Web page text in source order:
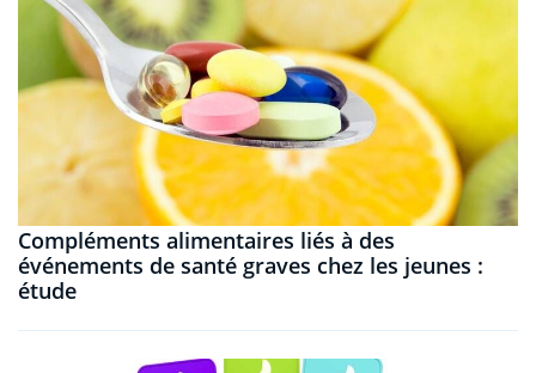
Compléments alimentaires liés à des
événements de santé graves chez les jeunes :
étude